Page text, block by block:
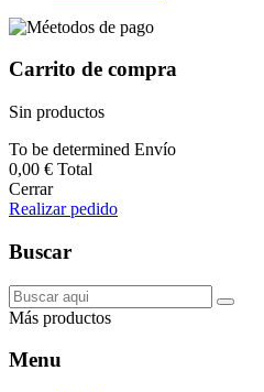
Carrito de compra
Sin productos
To be determined Envío
0,00 € Total
Cerrar
Realizar pedido
Buscar
Más productos
Menu